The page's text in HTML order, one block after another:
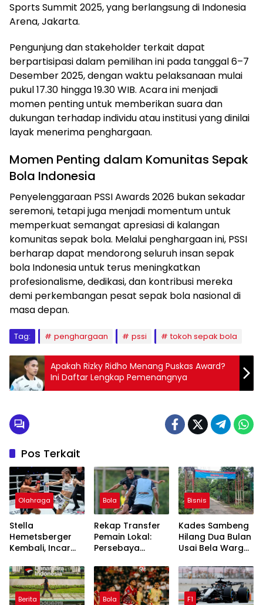
Sports Summit 2025, yang berlangsung di Indonesia
Arena, Jakarta.
Pengunjung dan stakeholder terkait dapat
berpartisipasi dalam pemilihan ini pada tanggal 6–7
Desember 2025, dengan waktu pelaksanaan mulai
pukul 17.30 hingga 19.30 WIB. Acara ini menjadi
momen penting untuk memberikan suara dan
dukungan terhadap individu atau institusi yang dinilai
layak menerima penghargaan.
Momen Penting dalam Komunitas Sepak
Bola Indonesia
Penyelenggaraan PSSI Awards 2026 bukan sekadar
seremoni, tetapi juga menjadi momentum untuk
memperkuat semangat apresiasi di kalangan
komunitas sepak bola. Melalui penghargaan ini, PSSI
berharap dapat mendorong seluruh insan sepak
bola Indonesia untuk terus meningkatkan
profesionalisme, dedikasi, dan kontribusi mereka
demi perkembangan pesat sepak bola nasional di
masa depan.
Tag: penghargaan pssi tokoh sepak bola
Apakah Rizky Ridho Menang Puskas Award?
Ini Daftar Lengkap Pemenangnya
Pos Terkait
Olahraga
Stella
Hemetsberger
Kembali, Incar
Lawan Jackie
Buntan
Bola
Rekap Transfer
Pemain Lokal:
Persebaya
3, Tambah 2
Pemain Baru era
Tavares
Bisnis
Kades Sambeng
Hilang Dua Bulan
Usai Bela Warga
Berita Bola F1